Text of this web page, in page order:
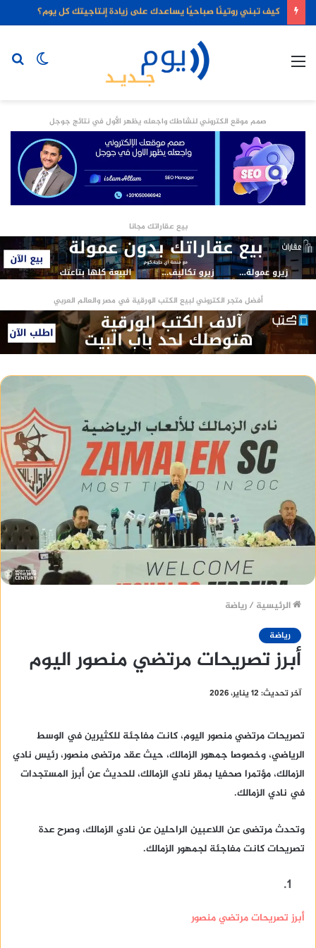
كيف تبني روتينًا صباحيًا يساعدك على زيادة إنتاجيتك كل يوم؟
الوضع
صمم موقع الكتروني لنشاطك واجعله يظهر الأول في نتائج جوجل
بيع عقاراتك مجانا
أفضل متجر الكتروني لبيع الكتب الورقية في مصر والعالم العربي
الرئيسية /رياضة
رياضة
أبرز تصريحات مرتضي منصور اليوم
آخر تحديث: 12 يناير، 2026
تصريحات مرتضي منصور اليوم، كانت مفاجئة للكثيرين في الوسط
الرياضي، وخصوصا جمهور الزمالك، حيث عقد مرتضى منصور، رئيس نادي
الزمالك، مؤتمرا صحفيا بمقر نادي الزمالك، للحديث عن أبرز المستجدات
في نادي الزمالك.
وتحدث مرتضى عن اللاعبين الراحلين عن نادي الزمالك، وصرح عدة
تصريحات كانت مفاجئة لجمهور الزمالك.
أبرز تصريحات مرتضي منصور